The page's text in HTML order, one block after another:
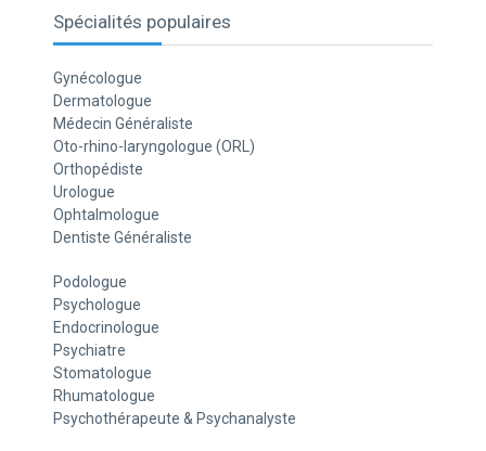
Spécialités populaires
Gynécologue
Dermatologue
Médecin Généraliste
Oto-rhino-laryngologue (ORL)
Orthopédiste
Urologue
Ophtalmologue
Dentiste Généraliste
Podologue
Psychologue
Endocrinologue
Psychiatre
Stomatologue
Rhumatologue
Psychothérapeute & Psychanalyste